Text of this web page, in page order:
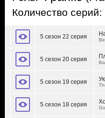
Количество серий:
5 сезон 22 серия
5 сезон 20 серия
5 сезон 19 серия
5 сезон 18 серия